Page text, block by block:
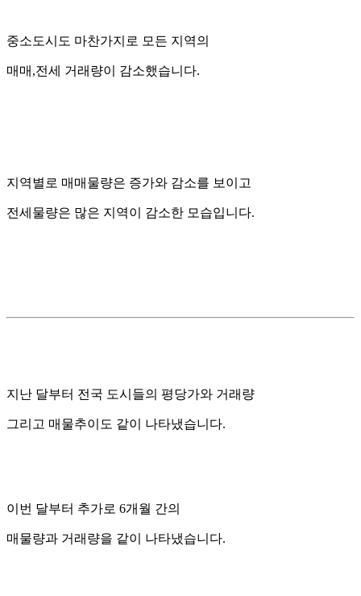
중소도시도 마찬가지로 모든 지역의
매매,전세 거래량이 감소했습니다.
지역별로 매매물량은 증가와 감소를 보이고
전세물량은 많은 지역이 감소한 모습입니다.
지난 달부터 전국 도시들의 평당가와 거래량
그리고 매물추이도 같이 나타냈습니다.
이번 달부터 추가로 6개월 간의
매물량과 거래량을 같이 나타냈습니다.